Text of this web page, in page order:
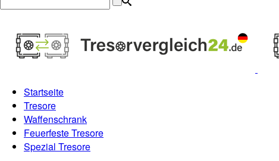
Startseite
Tresore
Waffenschrank
Feuerfeste Tresore
Spezial Tresore